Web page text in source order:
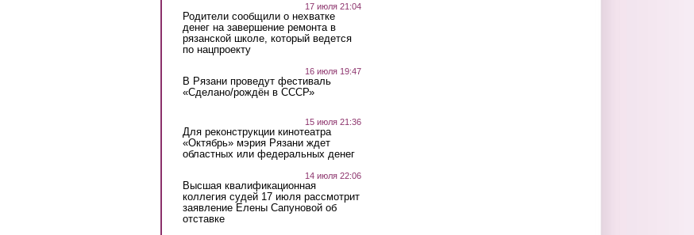
17 июля 21:04
Родители сообщили о нехватке
денег на завершение ремонта в
рязанской школе, который ведется
по нацпроекту
16 июля 19:47
В Рязани проведут фестиваль
«Сделано/рождён в СССР»
15 июля 21:36
Для реконструкции кинотеатра
«Октябрь» мэрия Рязани ждет
областных или федеральных денег
14 июля 22:06
Высшая квалификационная
коллегия судей 17 июля рассмотрит
заявление Елены Сапуновой об
отставке